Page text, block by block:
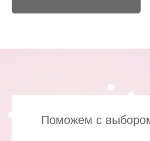
Поможем с